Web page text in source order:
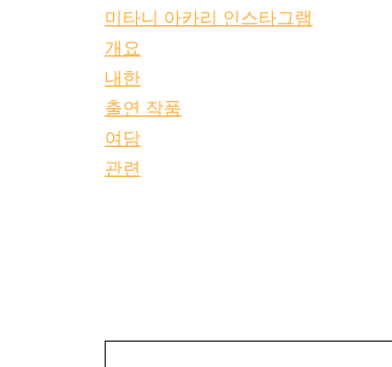
미타니 아카리 인스타그램
개요
내한
출연 작품
여담
관련